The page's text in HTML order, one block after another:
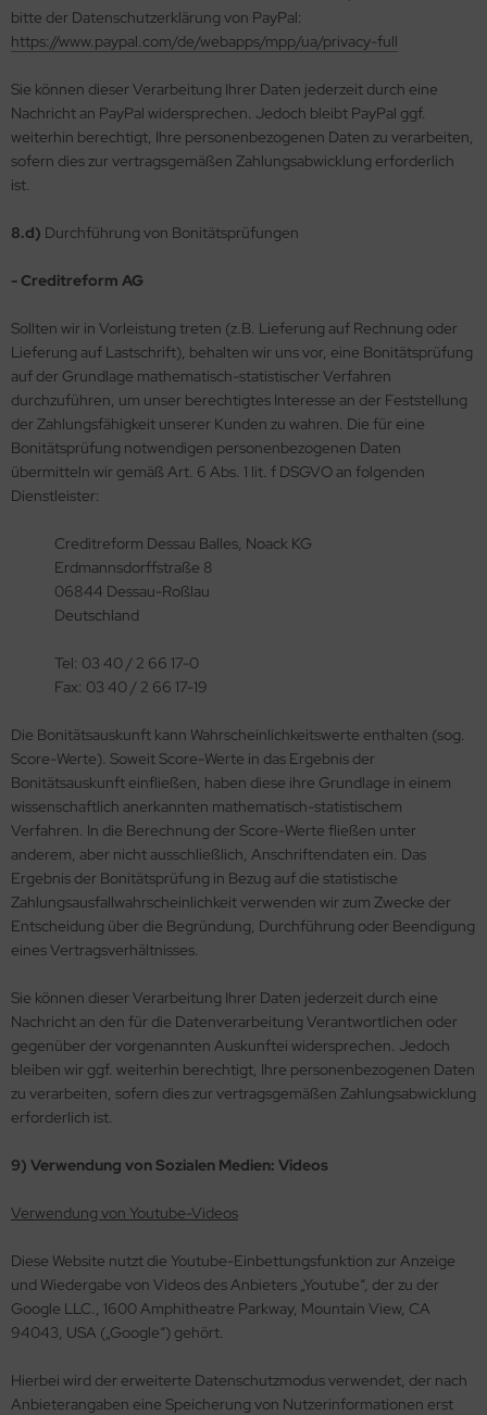
bitte der Datenschutzerklärung von PayPal:
https://www.paypal.com/de/webapps/mpp/ua/privacy-full
Sie können dieser Verarbeitung Ihrer Daten jederzeit durch eine
Nachricht an PayPal widersprechen. Jedoch bleibt PayPal ggf.
weiterhin berechtigt, Ihre personenbezogenen Daten zu verarbeiten,
sofern dies zur vertragsgemäßen Zahlungsabwicklung erforderlich
ist.
8.d) Durchführung von Bonitätsprüfungen
- Creditreform AG
Sollten wir in Vorleistung treten (z.B. Lieferung auf Rechnung oder
Lieferung auf Lastschrift), behalten wir uns vor, eine Bonitätsprüfung
auf der Grundlage mathematisch-statistischer Verfahren
durchzuführen, um unser berechtigtes Interesse an der Feststellung
der Zahlungsfähigkeit unserer Kunden zu wahren. Die für eine
Bonitätsprüfung notwendigen personenbezogenen Daten
übermitteln wir gemäß Art. 6 Abs. 1 lit. f DSGVO an folgenden
Dienstleister:
Creditreform Dessau Balles, Noack KG
Erdmannsdorffstraße 8
06844 Dessau-Roßlau
Deutschland
Tel: 03 40 / 2 66 17-0
Fax: 03 40 / 2 66 17-19
Die Bonitätsauskunft kann Wahrscheinlichkeitswerte enthalten (sog.
Score-Werte). Soweit Score-Werte in das Ergebnis der
Bonitätsauskunft einfließen, haben diese ihre Grundlage in einem
wissenschaftlich anerkannten mathematisch-statistischem
Verfahren. In die Berechnung der Score-Werte fließen unter
anderem, aber nicht ausschließlich, Anschriftendaten ein. Das
Ergebnis der Bonitätsprüfung in Bezug auf die statistische
Zahlungsausfallwahrscheinlichkeit verwenden wir zum Zwecke der
Entscheidung über die Begründung, Durchführung oder Beendigung
eines Vertragsverhältnisses.
Sie können dieser Verarbeitung Ihrer Daten jederzeit durch eine
Nachricht an den für die Datenverarbeitung Verantwortlichen oder
gegenüber der vorgenannten Auskunftei widersprechen. Jedoch
bleiben wir ggf. weiterhin berechtigt, Ihre personenbezogenen Daten
zu verarbeiten, sofern dies zur vertragsgemäßen Zahlungsabwicklung
erforderlich ist.
9) Verwendung von Sozialen Medien: Videos
Verwendung von Youtube-Videos
Diese Website nutzt die Youtube-Einbettungsfunktion zur Anzeige
und Wiedergabe von Videos des Anbieters „Youtube“, der zu der
Google LLC., 1600 Amphitheatre Parkway, Mountain View, CA
94043, USA („Google“) gehört.
Hierbei wird der erweiterte Datenschutzmodus verwendet, der nach
Anbieterangaben eine Speicherung von Nutzerinformationen erst